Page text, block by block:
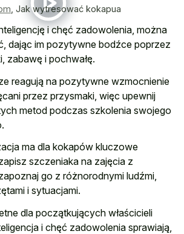
Jak wytresować kokapua
i chęć zadowolenia, można
dając im pozytywne bodźce poprzez
zabawę i pochwałę.
reagują na pozytywne wzmocnienie
przez przysmaki, więc upewnij
metod podczas szkolenia swojego
ma dla kokapów kluczowe
szczeniaka na zajęcia z
go z różnorodnymi ludźmi,
i sytuacjami.
dla początkujących właścicieli
i chęć zadowolenia sprawiają,